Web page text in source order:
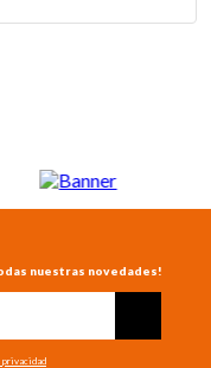
nuestras novedades!